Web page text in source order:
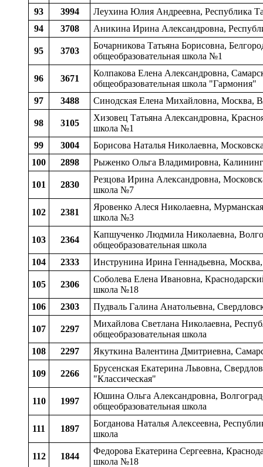
93
3994
Леухина Юлия Андреевна, Республика
94
3708 Аникина Ирина Александровна,
95 3703
Бочарникова Татьяна Борисовна,
общеобразовательная школа №1
96 3671
Колпакова Елена Александровна,
общеобразовательная школа "Гармония"
97
3488 Синодская Елена Михайловна, Москва,
98 3105
Хизовец Татьяна Александровна,
школа №1
99
3004
Борисова Наталья Николаевна,
100
2898 Рыженко Ольга Владимировна,
101 2830
Резцова Ирина Александровна,
школа №7
102 2381
Яровенко Алеся Николаевна,
школа №3
103 2364
Капшученко Людмила Николаевна,
общеобразовательная школа
104
2333 Инструнина Ирина Геннадьевна,
105 2306
Соболева Елена Ивановна,
школа №18
106
2303 Пудваль Галина Анатольевна,
107 2297
Михайлова Светлана Николаевна,
общеобразовательная школа
108
2297 Якуткина Валентина Дмитриевна,
109 2266
Брусенская Екатерина Львовна,
"Классическая"
110 1997
Юшина Ольга Александровна,
общеобразовательная школа
111 1897
Богданова Наталья Алексеевна,
школа
112 1844
Федорова Екатерина Сергеевна,
школа №18